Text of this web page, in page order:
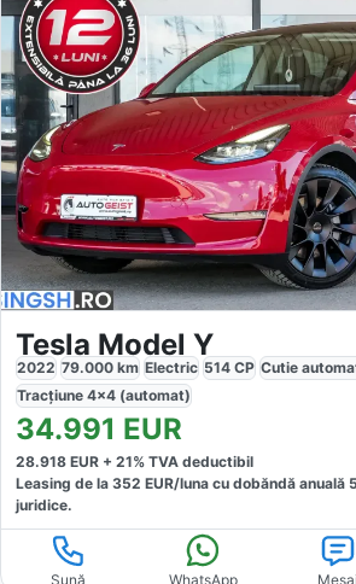
Tesla Model Y
2022 79.000 km Electric 514 CP Cutie
Tracțiune 4x4 (automat)
34.991 EUR
28.918 EUR + 21% TVA deductibil
Leasing de la 352 EUR/luna cu dobăndă anuală
juridice.
Sună WhatsApp Mesaj